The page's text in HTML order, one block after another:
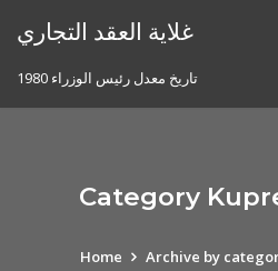
غلاية العقد التجاري
تاريخ معدل رئيس الوزراء 1980
Category
Home Archive by